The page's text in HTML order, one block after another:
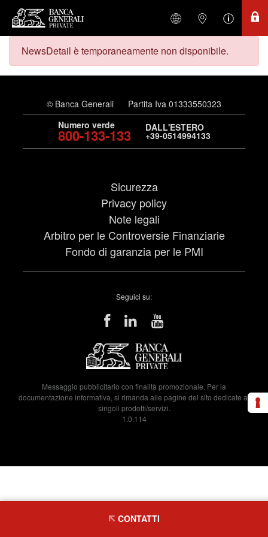
NewsDetail è temporaneamente non disponibile.
© Banca Generali
Partita Iva 01333550323
Numero verde
800-133-133 DALL'ESTERO
+39-0514994133
Sicurezza
Privacy policy
Note legali
Arbitro per le Controversie Finanziarie
Fondo di garanzia per le PMI
Seguici su:
Messaggio pubblicitario con finalità promozionale. Per la
documentazione informativa, si rimanda alle pagine del sito dedicate ai
singoli prodotti/servizi.
1.0.114
CONTATTI